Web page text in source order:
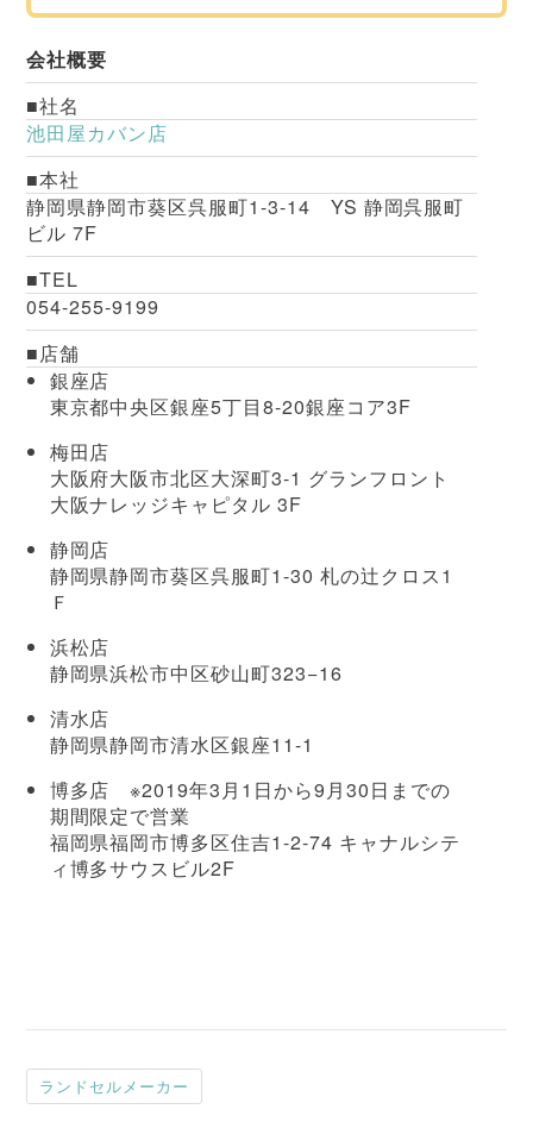
会社概要
社名
池田屋カバン店
本社
静岡県静岡市葵区呉服町1-3-14 YS 静岡呉服町
ビル 7F
TEL
054-255-9199
店舗
銀座店
東京都中央区銀座5丁目8-20銀座コア3F
梅田店
大阪府大阪市北区大深町3-1 グランフロント
大阪ナレッジキャピタル 3F
静岡店
静岡県静岡市葵区呉服町1-30 札の辻クロス1
Ｆ
浜松店
静岡県浜松市中区砂山町323−16
清水店
静岡県静岡市清水区銀座11-1
博多店 ※2019年3月1日から9月30日までの
期間限定で営業
福岡県福岡市博多区住吉1-2-74 キャナルシテ
ィ博多サウスビル2F
ランドセルメーカー